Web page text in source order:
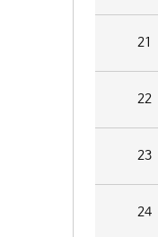
21
22
23
24